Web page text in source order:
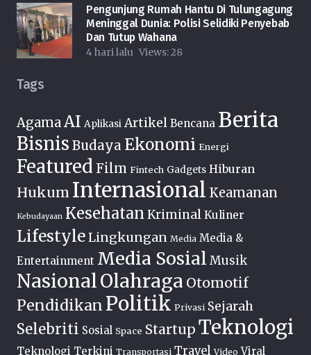
Pengunjung Rumah Hantu Di Tulungagung
Meninggal Dunia: Polisi Selidiki Penyebab
Dan Tutup Wahana
4 hari lalu Views:28
Tags
AgamaAI Aplikasi Artikel Bencana Berita
Bisnis Budaya Ekonomi Energi
Featured Film Fintech Gadgets Hiburan
Hukum Internasional Keamanan
Kebudayaan Kesehatan Kriminal Kuliner
LifestyleLingkungan Media Media &
Entertainment Media Sosial Musik
NasionalOlahraga Otomotif
Pendidikan Politik Privasi Sejarah
Selebriti Sosial Space Startup Teknologi
Teknologi Terkini Transportasi Travel Video Viral